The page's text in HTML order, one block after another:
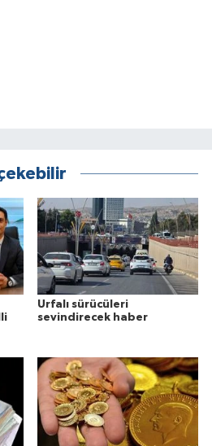
Urfalı sürücüleri
sevindirecek haber